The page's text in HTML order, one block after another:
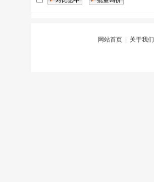
网站首页| 关于我们